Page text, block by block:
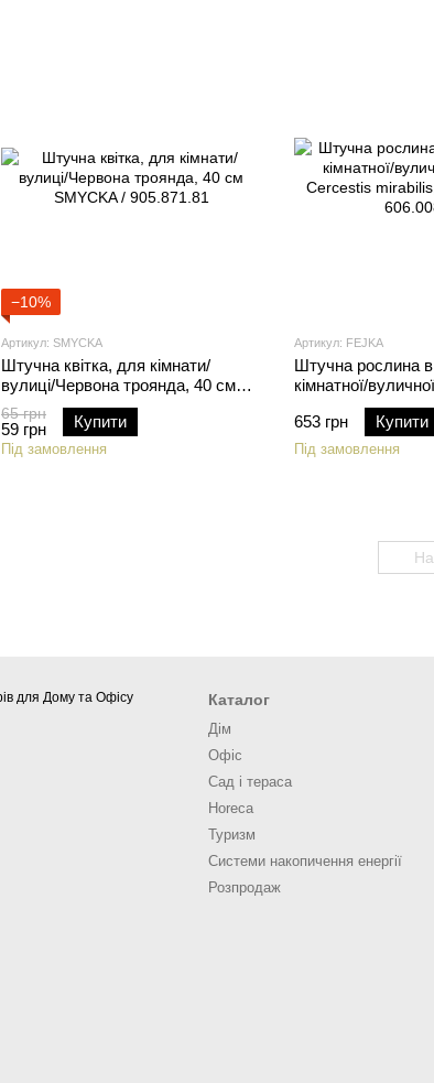
−10%
Артикул: SMYCKA
Штучна квітка, для кімнати/
вулиці/Червона троянда, 40 см
SMYCKA / 905.871.81
65 грн
59 грн Купити
Під замовлення
Артикул: FEJKA
Штучна рослина
кімнатної/
Cercestis
606.008.67
653 грн Купити
Під замовлення
Каталог
Дім
Офіс
Сад і тераса
Horeca
Туризм
Системи накопичення енергії
Розпродаж